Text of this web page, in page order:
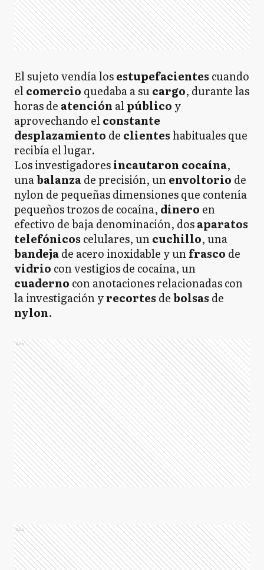
El sujeto vendía losestupefacientes cuando
elcomercio quedaba a sucargo, durante las
horas de atención alpúblico y
aprovechando elconstante
desplazamiento de clienteshabituales que
recibía el lugar.
Los investigadoresincautaron cocaína,
unabalanzade precisión, unenvoltorio de
nylon de pequeñas dimensiones que contenía
pequeños trozos de cocaína, dinero en
efectivo de baja denominación, dosaparatos
telefónicos celulares, uncuchillo, una
bandejade acero inoxidable y unfrasco de
vidrio con vestigios de cocaína, un
cuaderno con anotaciones relacionadas con
la investigación yrecortes debolsas de
nylon.
Ads
Ads